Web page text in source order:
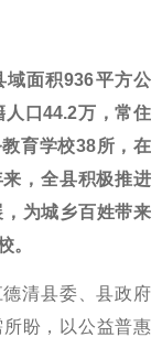
面积936平方公
口44.2万，常住
育学校38所，在
，全县积极推进
为城乡百姓带来
。
清县委、县政府
盼，以公益普惠